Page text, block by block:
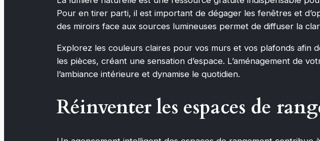
Pour en tirer parti, il est important de dégager les fenêtres et
des miroirs face aux sources lumineuses permet de diffuser la
Explorez les couleurs claires pour vos murs et vos plafonds
les pièces, créant une sensation d’espace. L’aménagement de
l’ambiance intérieure et dynamise le quotidien.
Réinventer les espaces de